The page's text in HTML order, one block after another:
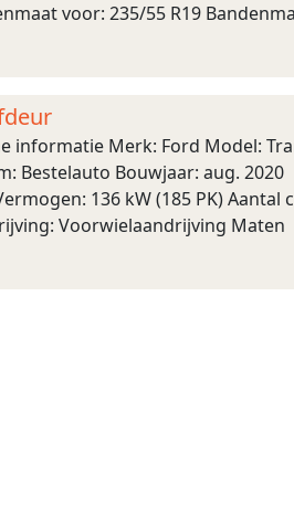
voor: 235/55 R19
informatie Merk: Ford Model:
Bestelauto Bouwjaar: aug. 2020
136 kW (185 PK) Aantal
Voorwielaandrijving Maten